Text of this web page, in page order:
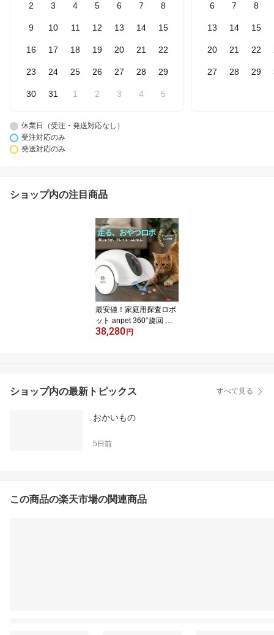
2 3 4 5 6 7 8
9 10 11 12 13 14 15
16 17 18 19 20 21 22
23 24 25 26 27 28 29
30 31 1 2 3 4 5
6 7 8
13 14 15
20 21 22
27 28 29
休業日（受注・発送対応なし）
受注対応のみ
発送対応のみ
ショップ内の注目商品
最安値！家庭用探査ロボ
ット anpet 360°旋回 段
差走破 フルHD カメラ搭
38,280円
ショップ内の最新トピックス すべて見る
おかいもの
5日前
この商品の楽天市場の関連商品